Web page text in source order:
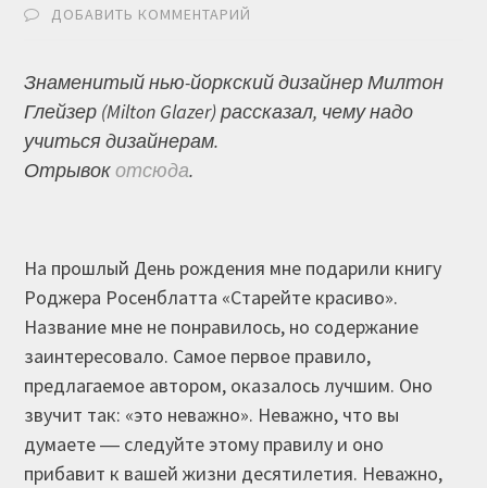
ДОБАВИТЬ КОММЕНТАРИЙ
Знаменитый нью-йоркский дизайнер Милтон
Глейзер (Milton Glazer) рассказал, чему надо
учиться дизайнерам.
Отрывокотсюда.
На прошлый День рождения мне подарили книгу
Роджера Росенблатта «Старейте красиво».
Название мне не понравилось, но содержание
заинтересовало. Самое первое правило,
предлагаемое автором, оказалось лучшим. Оно
звучит так: «это неважно». Неважно, что вы
думаете ― следуйте этому правилу и оно
прибавит к вашей жизни десятилетия. Неважно,